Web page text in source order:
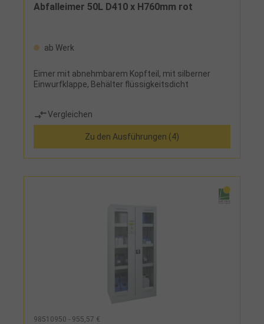
Abfalleimer 50L D410 x H760mm rot
ab Werk
Eimer mit abnehmbarem Kopfteil, mit silberner
Einwurfklappe, Behälter flüssigkeitsdicht
Vergleichen
Zu den Ausführungen (4)
98510950 - 955,57 €